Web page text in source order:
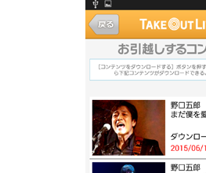
ップします。